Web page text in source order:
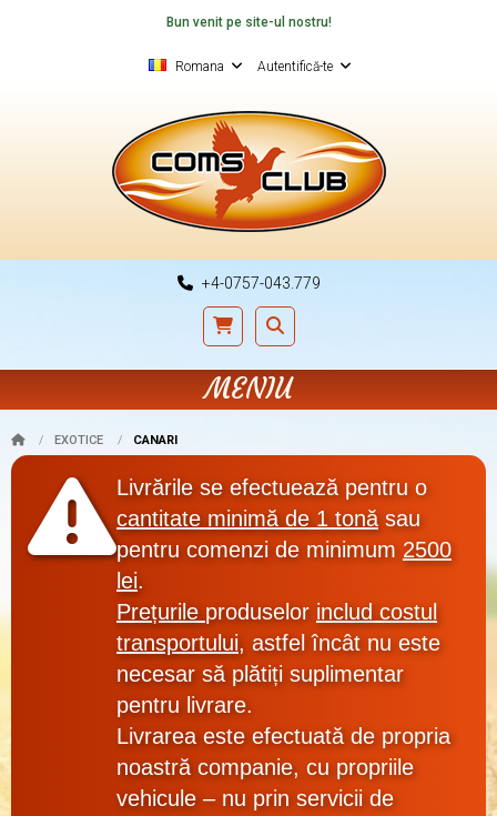
Bun venit pe site-ul nostru!
Romana Autentifică-te
+4-0757-043.779
MENIU
EXOTICE CANARI
Livrările se efectuează pentru o
cantitate minimăde 1 tonăsau
pentru comenzi de minimum 2500
lei.
Prețurile produselor includ costul
transportului, astfel încât nu este
necesar să plătiți suplimentar
pentru livrare.
Livrarea este efectuată de propria
noastră companie, cu propriile
vehicule – nu prin servicii de